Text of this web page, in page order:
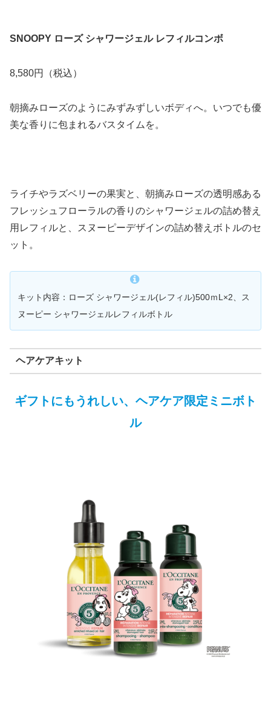
SNOOPY ローズ シャワージェル レフィルコンボ
8,580円（税込）
朝摘みローズのようにみずみずしいボディへ。いつでも優
美な香りに包まれるバスタイムを。
ライチやラズベリーの果実と、朝摘みローズの透明感ある
フレッシュフローラルの香りのシャワージェルの詰め替え
用レフィルと、スヌーピーデザインの詰め替えボトルのセ
ット。
キット内容：ローズ シャワージェル(レフィル)500ｍL×2、ス
ヌーピー シャワージェルレフィルボトル
ヘアケアキット
ギフトにもうれしい、ヘアケア限定ミニボト
ル